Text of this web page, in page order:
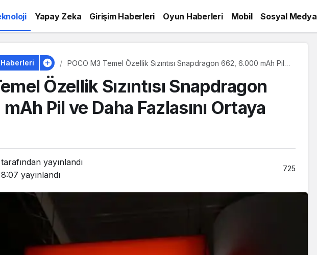
Yapay Zeka Girişim Haberleri Oyun Haberleri Mobil Sosyal Medya
POCO M3 Temel Özellik Sızıntısı Snapdragon 662, 6.000 mAh Pil
Özellik Sızıntısı Snapdragon
Pil ve Daha Fazlasını Ortaya
tarafından yayınlandı
yayınlandı
725